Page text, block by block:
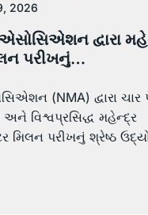
2026
દ્વારા
પરીખનું…
(NMA) દ્વારા ચાર
વિશ્વપ્રસિદ્ધ મહેન્દ્ર
મિલન પરીખનું શ્રેષ્ઠ